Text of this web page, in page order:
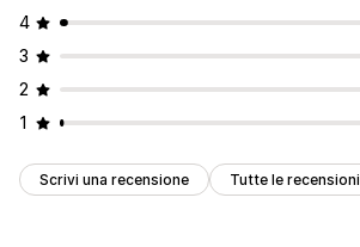
4
3
2
1
Scrivi una recensione Tutte le recensioni